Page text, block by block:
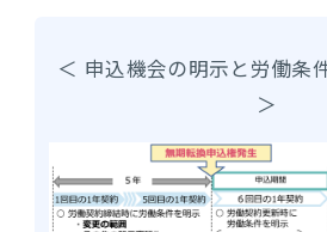
＜ 申込機会の明示と労働条
＞